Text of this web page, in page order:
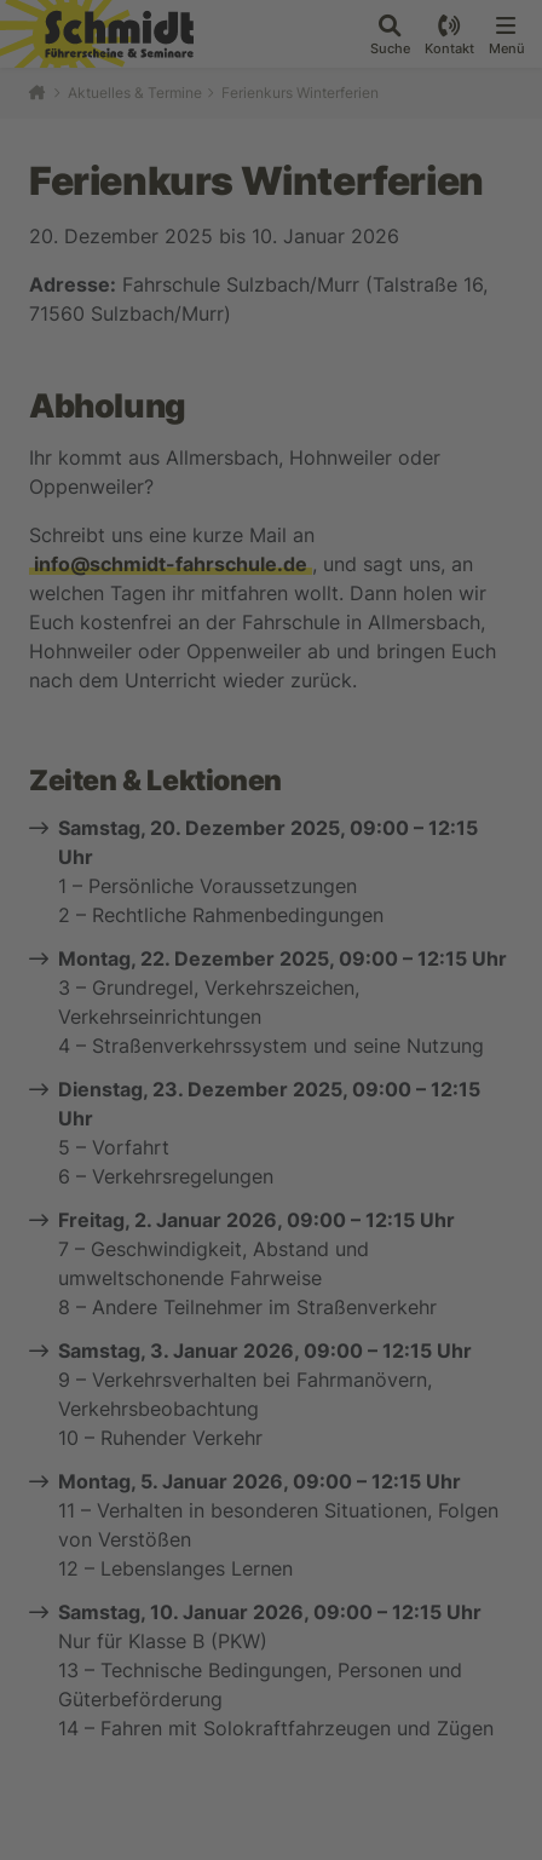
Suche Kontakt Menü
Aktuelles & Termine Ferienkurs Winterferien
Ferienkurs Winterferien
20. Dezember 2025 bis 10. Januar 2026
Adresse: Fahrschule Sulzbach/Murr (Talstraße 16,
71560 Sulzbach/Murr)
Abholung
Ihr kommt aus Allmersbach, Hohnweiler oder
Oppenweiler?
Schreibt uns eine kurze Mail an
info@schmidt-fahrschule.de , und sagt uns, an
welchen Tagen ihr mitfahren wollt. Dann holen wir
Euch kostenfrei an der Fahrschule in Allmersbach,
Hohnweiler oder Oppenweiler ab und bringen Euch
nach dem Unterricht wieder zurück.
Zeiten & Lektionen
Samstag, 20. Dezember 2025, 09:00 – 12:15
Uhr
1 – Persönliche Voraussetzungen
2 – Rechtliche Rahmenbedingungen
Montag, 22. Dezember 2025, 09:00 – 12:15 Uhr
3 – Grundregel, Verkehrszeichen,
Verkehrseinrichtungen
4 – Straßenverkehrssystem und seine Nutzung
Dienstag, 23. Dezember 2025, 09:00 – 12:15
Uhr
5 – Vorfahrt
6 – Verkehrsregelungen
Freitag, 2. Januar 2026, 09:00 – 12:15 Uhr
7 – Geschwindigkeit, Abstand und
umweltschonende Fahrweise
8 – Andere Teilnehmer im Straßenverkehr
Samstag, 3. Januar 2026, 09:00 – 12:15 Uhr
9 – Verkehrsverhalten bei Fahrmanövern,
Verkehrsbeobachtung
10 – Ruhender Verkehr
Montag, 5. Januar 2026, 09:00 – 12:15 Uhr
11 – Verhalten in besonderen Situationen, Folgen
von Verstößen
12 – Lebenslanges Lernen
Samstag, 10. Januar 2026, 09:00 – 12:15 Uhr
Nur für Klasse B (PKW)
13 – Technische Bedingungen, Personen und
Güterbeförderung
14 – Fahren mit Solokraftfahrzeugen und Zügen